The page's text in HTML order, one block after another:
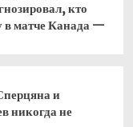
кто
в матче Канада —
и
никогда не